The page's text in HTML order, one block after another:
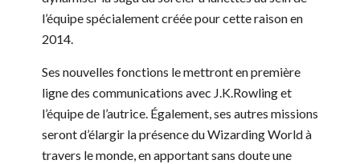
l’équipe spécialement créée pour cette raison en
2014.
Ses nouvelles fonctions le mettront en première
ligne des communications avec J.K.Rowling et
l’équipe de l’autrice. Également, ses autres missions
seront d’élargir la présence du Wizarding World à
travers le monde, en apportant sans doute une